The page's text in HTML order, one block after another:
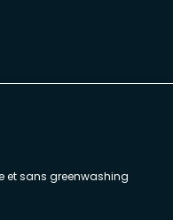
et sans greenwashing